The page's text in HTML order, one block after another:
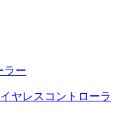
ラー
ヤレスコントローラ